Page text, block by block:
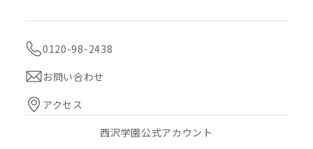
0120-98-2438
お問い合わせ
アクセス
西沢学園公式アカウント